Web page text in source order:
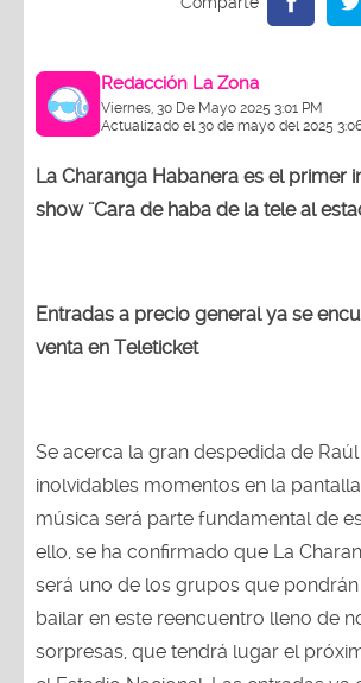
Redacción La Zona
Viernes, 30 De Mayo 2025 3:01 PM
Actualizado el 30 de mayo del 2025
La Charanga Habanera es el primer
show ¨Cara de haba de la tele al
Entradas a precio general ya se
venta en Teleticket
Se acerca la gran despedida de
inolvidables momentos en la
música será parte fundamental de
ello, se ha confirmado que La
será uno de los grupos que
bailar en este reencuentro lleno de
sorpresas, que tendrá lugar el